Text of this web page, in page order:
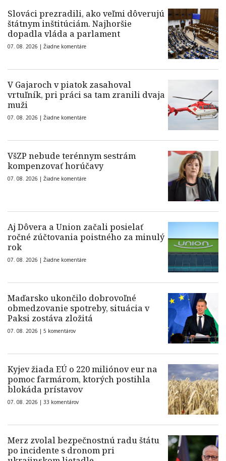
Slováci prezradili, ako veľmi dôverujú
štátnym inštitúciám. Najhoršie
dopadla vláda a parlament
07. 08. 2026 | Žiadne komentáre
V Gajaroch v piatok zasahoval
vrtuľník, pri práci sa tam zranili dvaja
muži
07. 08. 2026 | Žiadne komentáre
VšZP nebude terénnym sestrám
kompenzovať horúčavy
07. 08. 2026 | Žiadne komentáre
Aj Dôvera a Union začali posielať
ročné zúčtovania poistného za minulý
rok
07. 08. 2026 | Žiadne komentáre
Maďarsko ukončilo dobrovoľné
obmedzovanie spotreby, situácia v
Paksi zostáva zložitá
07. 08. 2026 | 5 komentárov
Kyjev žiada EÚ o 220 miliónov eur na
pomoc farmárom, ktorých postihla
blokáda prístavov
07. 08. 2026 | 33 komentárov
Merz zvolal bezpečnostnú radu štátu
po incidente s dronom pri